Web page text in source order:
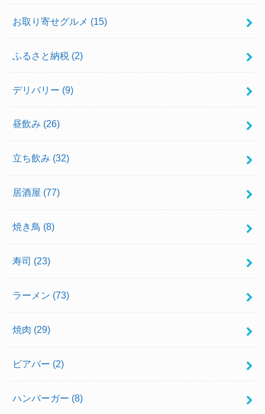
お取り寄せグルメ (15)
ふるさと納税 (2)
デリバリー (9)
昼飲み (26)
立ち飲み (32)
居酒屋 (77)
焼き鳥 (8)
寿司 (23)
ラーメン (73)
焼肉 (29)
ビアバー (2)
ハンバーガー (8)